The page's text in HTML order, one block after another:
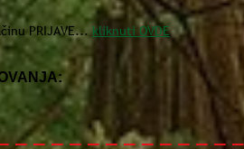
PRIJAVE...kliknuti OVDE
_ _ _ _ _ _ _ _ _ _ _ _